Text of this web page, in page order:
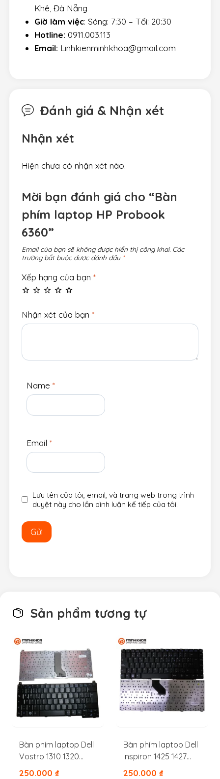
Khê, Đà Nẵng
Giờ làm việc: Sáng: 7:30 – Tối: 20:30
Hotline: 0911.003.113
Email: Linhkienminhkhoa@gmail.com
Đánh giá & Nhận xét
Nhận xét
Hiện chưa có nhận xét nào.
Mời bạn đánh giá cho “Bàn
phím laptop HP Probook
6360”
Email của bạn sẽ không được hiển thị công khai. Các
trường bắt buộc được đánh dấu *
Xếp hạng của bạn *
Nhận xét của bạn *
Name *
Email *
Lưu tên của tôi, email, và trang web trong trình
duyệt này cho lần bình luận kế tiếp của tôi.
Sản phẩm tương tự
Bàn phím laptop Dell
Vostro 1310 1320
1350 1510 2510 M1310
250.000 ₫
Bàn phím laptop Dell
Inspiron 1425 1427
1428 1430 1454 1410
250.000 ₫